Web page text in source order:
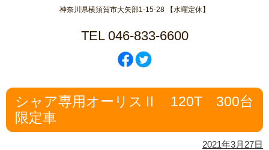
神奈川県横須賀市大矢部1-15-28 【水曜定休】
TEL 046-833-6600
シャア専用オーリスⅡ 120T 300台
限定車
2021年3月27日